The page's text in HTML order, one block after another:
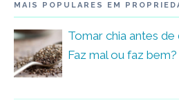
MAIS POPULARES EM
Tomar chia antes
Faz mal ou faz bem?